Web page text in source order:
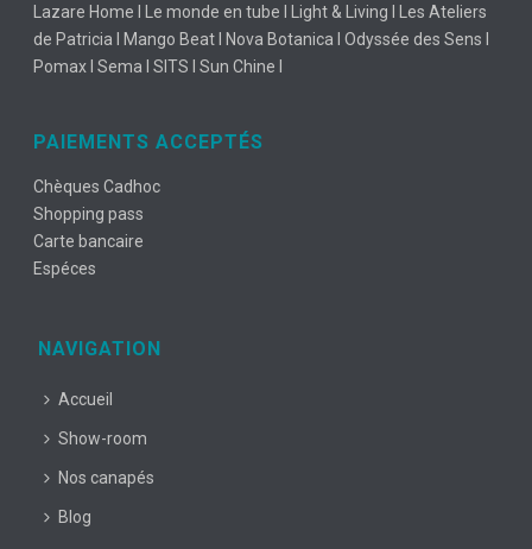
Lazare Home I Le monde en tube I Light & Living I Les Ateliers
de Patricia I Mango Beat I Nova Botanica I Odyssée des Sens I
Pomax I Sema I SITS I Sun Chine I
PAIEMENTS ACCEPTÉS
Chèques Cadhoc
Shopping pass
Carte bancaire
Espéces
NAVIGATION
Accueil
Show-room
Nos canapés
Blog